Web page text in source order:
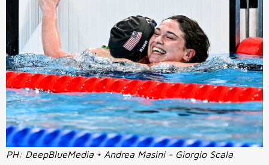
PH: DeepBlueMedia • Andrea Masini - Giorgio Scala